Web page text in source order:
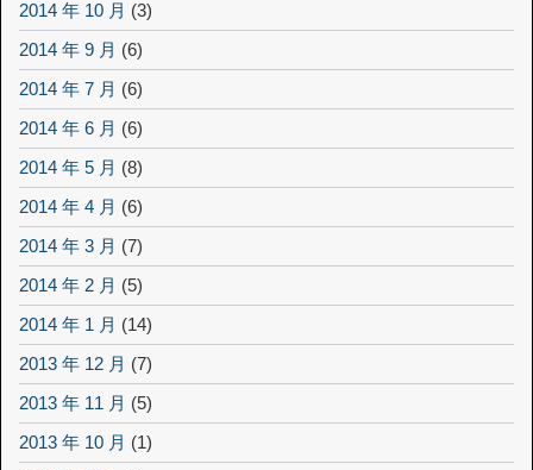
2014 年 10 月 (3)
2014 年 9 月 (6)
2014 年 7 月 (6)
2014 年 6 月 (6)
2014 年 5 月 (8)
2014 年 4 月 (6)
2014 年 3 月 (7)
2014 年 2 月 (5)
2014 年 1 月 (14)
2013 年 12 月 (7)
2013 年 11 月 (5)
2013 年 10 月 (1)